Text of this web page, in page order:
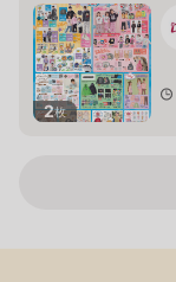
2枚